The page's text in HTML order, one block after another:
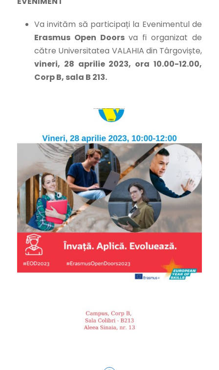
Va invităm să participați la Evenimentul de
Erasmus Open Doors va fi organizat de
către Universitatea VALAHIA din Târgoviște,
vineri, 28 aprilie 2023, ora 10.00-12.00,
Corp B, sala B 213.